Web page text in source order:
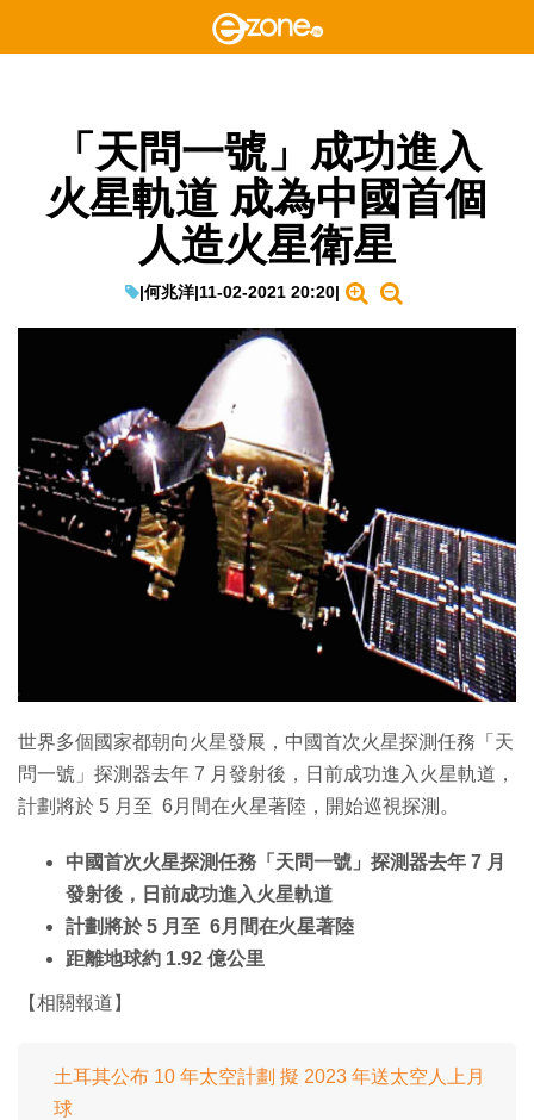
「天問一號」成功進入
火星軌道 成為中國首個
人造火星衛星
|何兆洋|11-02-2021 20:20|
世界多個國家都朝向火星發展，中國首次火星探測任務「天
問一號」探測器去年 7 月發射後，日前成功進入火星軌道，
計劃將於 5 月至 6月間在火星著陸，開始巡視探測。
中國首次火星探測任務「天問一號」探測器去年 7 月
發射後，日前成功進入火星軌道
計劃將於 5 月至 6月間在火星著陸
距離地球約 1.92 億公里
【相關報道】
土耳其公布 10 年太空計劃 擬 2023 年送太空人上月
球